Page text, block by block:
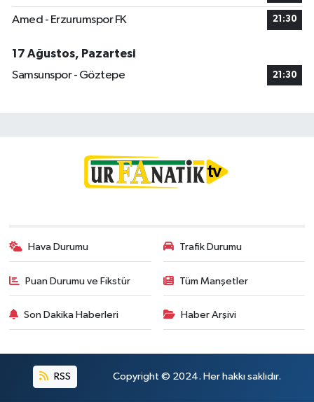
Amed - Erzurumspor FK 21:30
17 Ağustos, Pazartesi
Samsunspor - Göztepe
21:30
Hava Durumu Trafik Durumu
Puan Durumu ve Fikstür Tüm Manşetler
Son Dakika Haberleri Haber Arşivi
RSS Copyright © 2024. Her hakkı saklıdır.